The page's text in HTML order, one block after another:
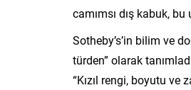
camımsı dış kabuk,
Sotheby’s’in bilim ve
türden” olarak
“Kızıl rengi, boyutu ve